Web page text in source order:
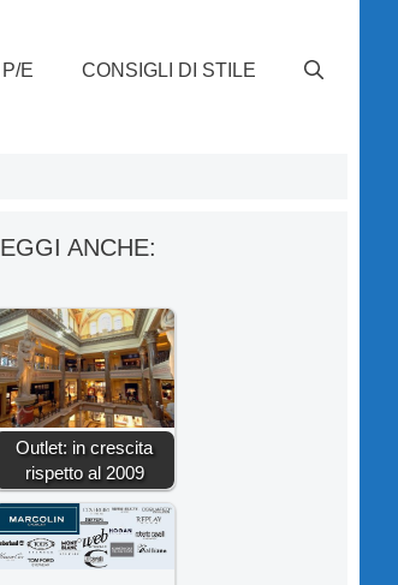
E CONSIGLI DI STILE
ANCHE:
Outlet: in crescita
rispetto al 2009